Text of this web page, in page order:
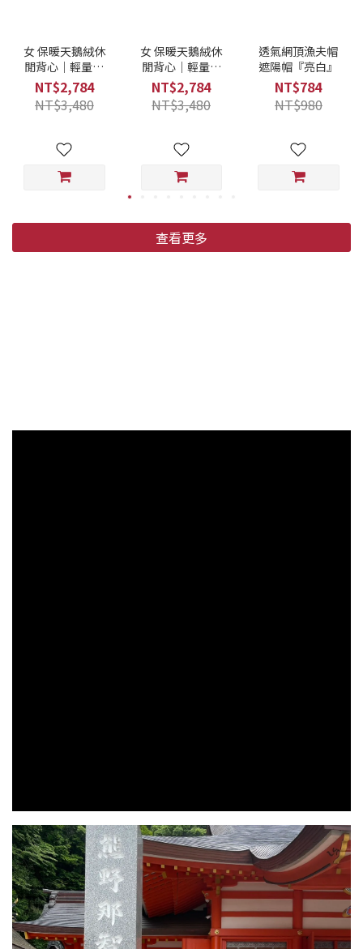
女 保暖天鵝絨休
閒背心｜輕量防
風『橄綠』
NT$2,784
NT$3,480
女 保暖天鵝絨休
閒背心｜輕量防
風『淺灰』
NT$2,784
NT$3,480
透氣網頂漁夫帽
遮陽帽『亮白』
NT$784
NT$980
查看更多